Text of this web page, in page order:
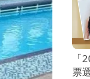
票